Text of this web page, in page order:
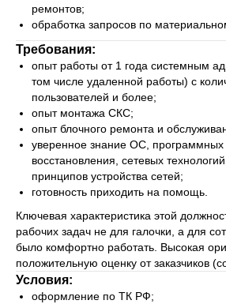
ремонтов;
обработка запросов по
Требования:
опыт работы от 1 года системным
том числе удаленной работы) с
пользователей и более;
опыт монтажа СКС;
опыт блочного ремонта и
уверенное знание ОС, программных
восстановления, сетевых
принципов устройства сетей;
готовность приходить на помощь.
Ключевая характеристика этой
рабочих задач не для галочки, а для
было комфортно работать. Высокая
положительную оценку от заказчиков
Условия:
оформление по ТК РФ;